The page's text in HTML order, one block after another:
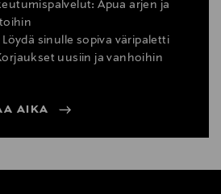
Apua arjen ja
sinulle sopiva väripaletti
uusiin ja vanhoihin
AIKA